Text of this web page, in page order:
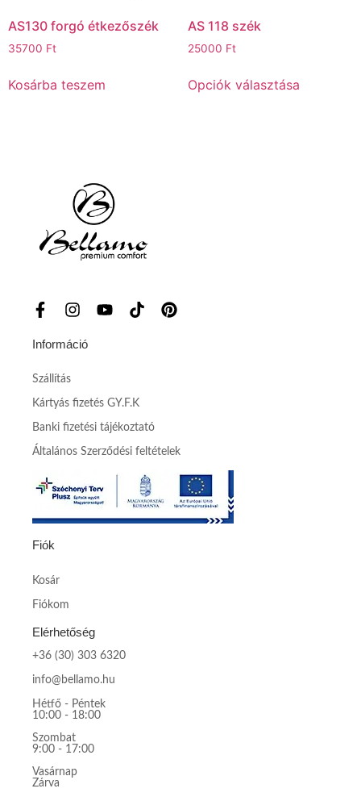
AS130 forgó étkezőszék
35700 Ft
Kosárba teszem
AS 118 szék
25000 Ft
Opciók választása
Információ
Szállítás
Kártyás fizetés GY.F.K
Banki fizetési tájékoztató
Általános Szerződési feltételek
Fiók
Kosár
Fiókom
Elérhetőség
+36 (30) 303 6320
info@bellamo.hu
Hétfő - Péntek
10:00 - 18:00
Szombat
9:00 - 17:00
Vasárnap
Zárva